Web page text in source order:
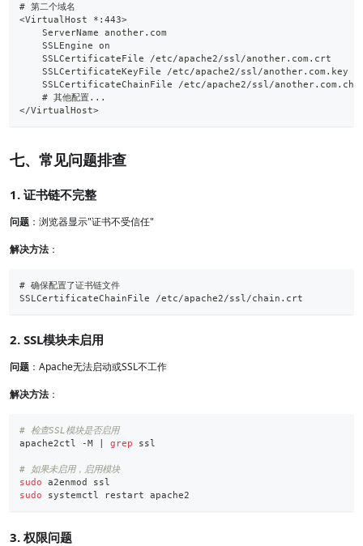
# 第二个域名
<VirtualHost *:443>
    ServerName another.com
    SSLEngine on
    SSLCertificateFile /etc/apache2/ssl/another.com.crt
    SSLCertificateKeyFile /etc/apache2/ssl/another.com.key
SSLCertificateChainFile /etc/apache2/ssl/
    # 其他配置...
</VirtualHost>
七、常见问题排查
1. 证书链不完整
问题 ：浏览器显示"证书不受信任"
解决方法 ：
# 确保配置了证书链文件
SSLCertificateChainFile /etc/apache2/ssl/chain.crt
2. SSL模块未启用
问题 ：Apache无法启动或SSL不工作
解决方法 ：
# 检查SSL模块是否启用
apache2ctl -M
grep ssl
# 如果未启用，启用模块
sudo a2enmod ssl
sudo systemctl restart apache2
3. 权限问题